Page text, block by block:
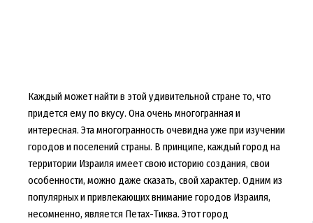
Каждый может найти в этой удивительной стране то, что
придется ему по вкусу. Она очень многогранная и
интересная. Эта многогранность очевидна уже при изучении
городов и поселений страны. В принципе, каждый город на
территории Израиля имеет свою историю создания, свои
особенности, можно даже сказать, свой характер. Одним из
популярных и привлекающих внимание городов Израиля,
несомненно, является Петах-Тиква. Этот город